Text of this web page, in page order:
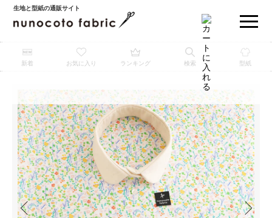
生地と型紙の通販サイト
新着 お気に入り ランキング 検索 型紙